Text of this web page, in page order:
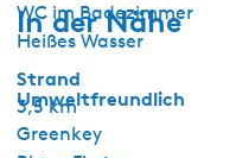
WC im Badezimmer
Heißes Wasser
Umweltfreundlich
Greenkey
In der Nähe
Strand
3,5 km